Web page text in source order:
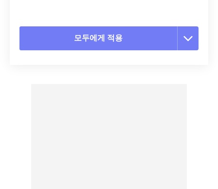
모두에게 적용